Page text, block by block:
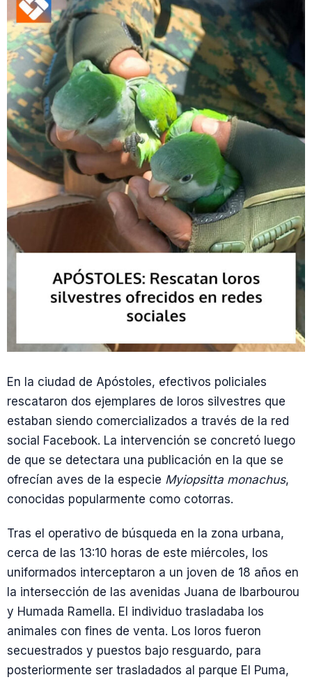
En la ciudad de Apóstoles, efectivos policiales
rescataron dos ejemplares de loros silvestres que
estaban siendo comercializados a través de la red
social Facebook. La intervención se concretó luego
de que se detectara una publicación en la que se
ofrecían aves de la especie Myiopsitta monachus,
conocidas popularmente como cotorras.
Tras el operativo de búsqueda en la zona urbana,
cerca de las 13:10 horas de este miércoles, los
uniformados interceptaron a un joven de 18 años en
la intersección de las avenidas Juana de Ibarbourou
y Humada Ramella. El individuo trasladaba los
animales con fines de venta. Los loros fueron
secuestrados y puestos bajo resguardo, para
posteriormente ser trasladados al parque El Puma,